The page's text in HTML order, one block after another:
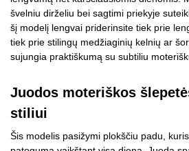
švelniu dirželiu bei sagtimi priekyje
šį modelį lengvai priderinsite tiek prie
tiek prie stilingų medžiaginių kelnių ar
sujungia praktiškumą su subtiliu
Juodos moteriškos
stiliui
Šis modelis pasižymi plokščiu padu,